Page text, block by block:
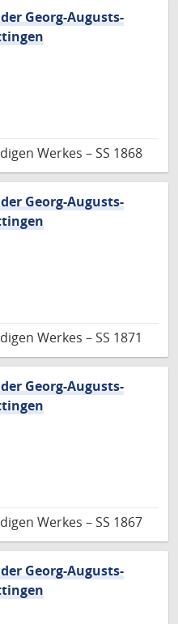
Georg-Augusts-
Werkes – SS 1868
Georg-Augusts-
Werkes – SS 1871
Georg-Augusts-
Werkes – SS 1867
Georg-Augusts-